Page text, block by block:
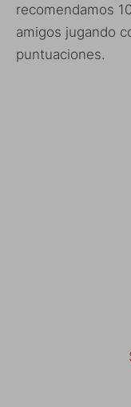
recomendamos
amigos jugando
puntuaciones.